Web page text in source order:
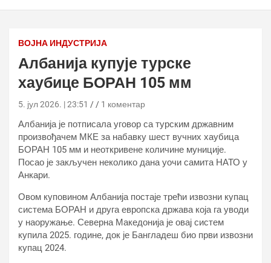
ВОЈНА ИНДУСТРИЈА
Албанија купује турске
хаубице БОРАН 105 мм
5. јул 2026. | 23:51 1 коментар
Албанија је потписала уговор са турским државним
произвођачем МКЕ за набавку шест вучних хаубица
БОРАН 105 мм и неоткривене количине муниције.
Посао је закључен неколико дана уочи самита НАТО у
Анкари.
Овом куповином Албанија постаје трећи извозни купац
система БОРАН и друга европска држава која га уводи
у наоружање. Северна Македонија је овај систем
купила 2025. године, док је Бангладеш био први извозни
купац 2024.